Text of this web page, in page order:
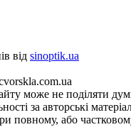
від sinoptik.ua
може не поділяти
за авторські
повному, або